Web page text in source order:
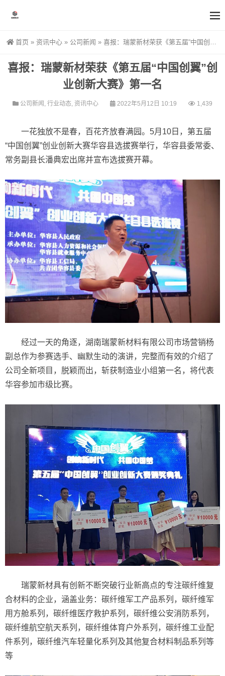
首页 » 资讯中心 » 公司新闻 » 喜报：瑞蒙新材荣获《第五届“中国创翼”创业创新大赛》第一名
喜报：瑞蒙新材荣获《第五届“中国创翼”创
业创新大赛》第一名
公司新闻 , 行业动态, 资讯中心 2022年5月12日 10:19 1,439
一花独放不是春，百花齐放春满园。5月10日，第五届
“中国创翼”创业创新大赛华容县选拔赛举行，华容县委常委、
常务副县长潘典宏出席并宣布选拔赛开幕。
经过一天的角逐，湖南瑞蒙新材料有限公司市场营销杨
副总作为参赛选手、幽默生动的演讲，完整而有效的介绍了
公司全新项目，脱颖而出，斩获制造业小组第一名，将代表
华容参加市级比赛。
瑞蒙新材具有创新不断突破行业新高点的专注碳纤维复
合材料的企业，涵盖业务：碳纤维军工产品系列，碳纤维军
用方舱系列，碳纤维医疗救护系列，碳纤维公安消防系列，
碳纤维航空航天系列，碳纤维体育户外系列，碳纤维工业配
件系列，碳纤维汽车轻量化系列及其他复合材料制品系列等
等